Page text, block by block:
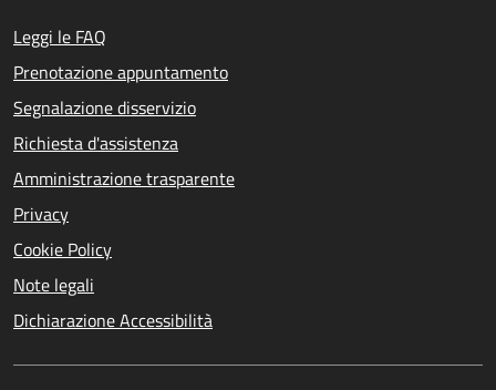
Leggi le FAQ
Prenotazione appuntamento
Segnalazione disservizio
Richiesta d'assistenza
Amministrazione trasparente
Privacy
Cookie Policy
Note legali
Dichiarazione Accessibilità